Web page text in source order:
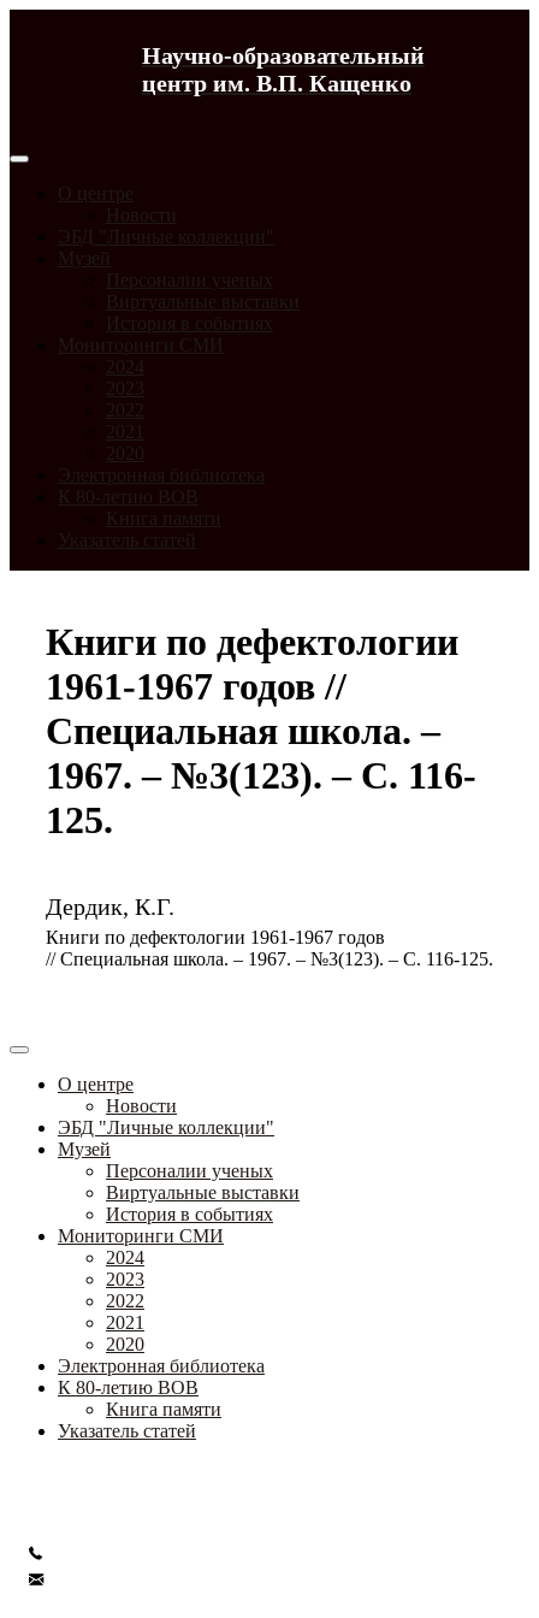
Научно-образовательный
центр им. В.П. Кащенко
О центре
Новости
ЭБД "Личные коллекции"
Музей
Персоналии ученых
Виртуальные выставки
История в событиях
Мониторинги СМИ
2024
2023
2022
2021
2020
Электронная библиотека
К 80-летию ВОВ
Книга памяти
Указатель статей
Книги по дефектологии
1961-1967 годов //
Специальная школа. –
1967. – №3(123). – С. 116-
125.
Дердик, К.Г.
Книги по дефектологии 1961-1967 годов
// Специальная школа. – 1967. – №3(123). – С. 116-125.
О центре
Новости
ЭБД "Личные коллекции"
Музей
Персоналии ученых
Виртуальные выставки
История в событиях
Мониторинги СМИ
2024
2023
2022
2021
2020
Электронная библиотека
К 80-летию ВОВ
Книга памяти
Указатель статей